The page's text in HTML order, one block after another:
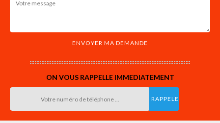
ON VOUS RAPPELLE IMMEDIATEMENT